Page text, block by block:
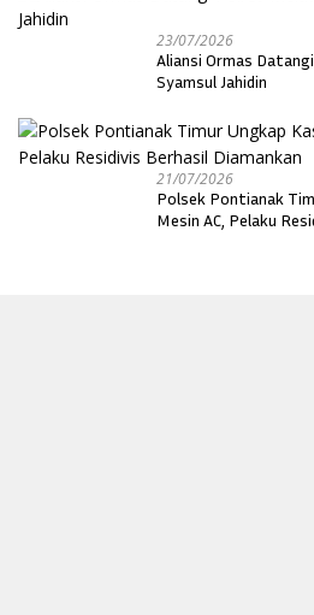
23/07/2026
Aliansi Ormas
Syamsul Jahidin
21/07/2026
Polsek Pontianak
Mesin AC, Pelaku